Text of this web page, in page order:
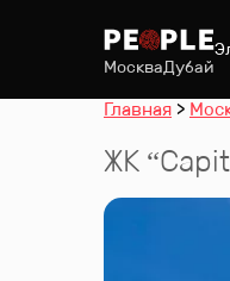
МоскваДубай
Главная
ЖК “